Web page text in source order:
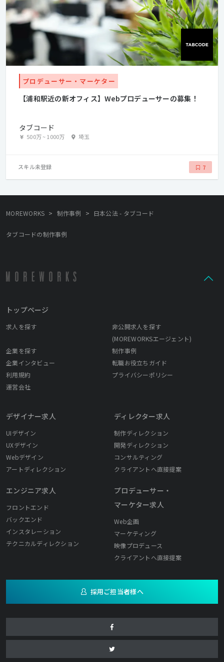
プロデューサー・マーケター
【浦和駅近の新オフィス】Webプロデューサーの募集！
タブコード
500万~1000万 埼玉
スキル未登録 7
MOREWORKS > 制作事例 > 日本公法 - タブコード
タブコードの制作事例
トップページ
求人を探す
非公開求人を探す
(MOREWORKSエージェント)
企業を探す
制作事例
企業インタビュー
転職お役立ちガイド
利用規約
プライバシーポリシー
運営会社
デザイナー求人
UIデザイン
UXデザイン
Webデザイン
アートディレクション
エンジニア求人
フロントエンド
バックエンド
インスタレーション
テクニカルディレクション
ディレクター求人
制作ディレクション
開発ディレクション
コンサルティング
クライアントへ直接提案
プロデューサー・
マーケター求人
Web企画
マーケティング
映像プロデュース
クライアントへ直接提案
採用ご担当者様へ